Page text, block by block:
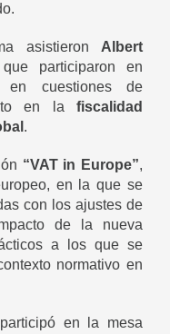
asistieron Albert
participaron en
en cuestiones de
en la fiscalidad
.
“VAT in Europe”,
en la que se
con los ajustes de
de la nueva
a los que se
normativo en
en la mesa